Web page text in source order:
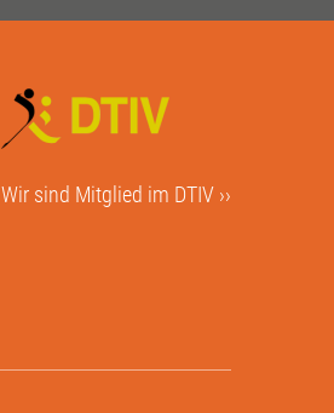
Wir sind Mitglied im DTIV ››